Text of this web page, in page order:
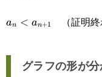
a_n<a_{n+1}
an < an+1 （証明終
グラフの形が